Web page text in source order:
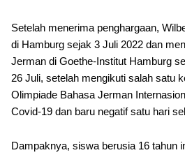
Setelah menerima penghargaan,
di Hamburg sejak 3 Juli 2022 dan
Jerman di Goethe-Institut Hamburg
26 Juli, setelah mengikuti salah satu
Olimpiade Bahasa Jerman
Covid-19 dan baru negatif satu hari
Dampaknya, siswa berusia 16 tahun